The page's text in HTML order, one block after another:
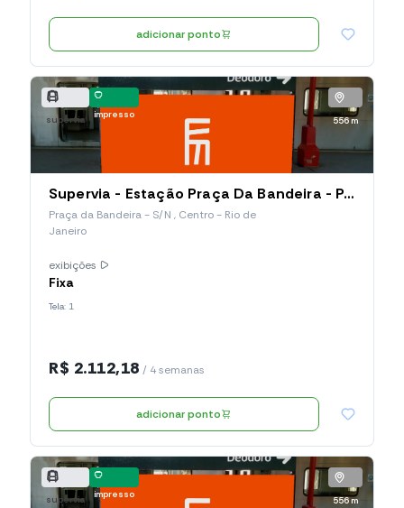
adicionar ponto
supervia impresso
556 m
Supervia - Estação Praça Da Bandeira - Painel de Plataforma - Dupla Face (005.PBA.PP)
Praça da Bandeira - S/N , Centro - Rio de
Janeiro
exibições
Fixa
Tela: 1
R$ 2.112,18 / 4 semanas
adicionar ponto
supervia impresso
556 m